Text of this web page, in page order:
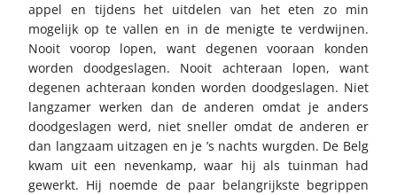
appel en tijdens het uitdelen van het eten zo min
mogelijk op te vallen en in de menigte te verdwijnen.
Nooit voorop lopen, want degenen vooraan konden
worden doodgeslagen. Nooit achteraan lopen, want
degenen achteraan konden worden doodgeslagen. Niet
langzamer werken dan de anderen omdat je anders
doodgeslagen werd, niet sneller omdat de anderen er
dan langzaam uitzagen en je ’s nachts wurgden. De Belg
kwam uit een nevenkamp, waar hij als tuinman had
gewerkt. Hij noemde de paar belangrijkste begrippen